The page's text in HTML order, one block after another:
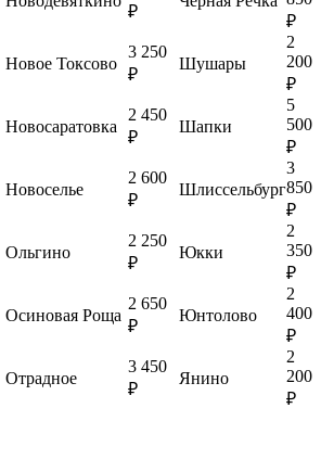
₽
₽
Новое Токсово
3 250
₽
Шушары
2
200
₽
Новосаратовка
2 450
₽
Шапки
5
500
₽
Новоселье
2 600
₽
Шлиссельбург
3
850
₽
Ольгино
2 250
₽
Юкки
2
350
₽
Осиновая Роща
2 650
₽
Юнтолово
2
400
₽
Отрадное
3 450
₽
Янино
2
200
₽